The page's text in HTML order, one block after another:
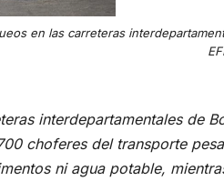
en las carreteras
interdepartamentales de
choferes del transporte
ni agua potable,